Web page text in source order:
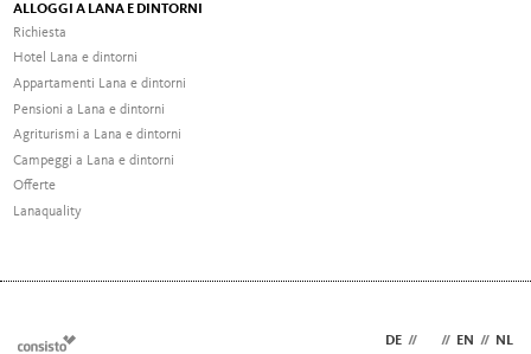
ALLOGGI A LANA E DINTORNI
Richiesta
Hotel Lana e dintorni
Appartamenti Lana e dintorni
Pensioni a Lana e dintorni
Agriturismi a Lana e dintorni
Campeggi a Lana e dintorni
Offerte
Lanaquality
DE // // EN // NL